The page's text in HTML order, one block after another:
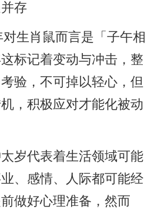
存
生肖鼠而言是「子午相
标记着变动与冲击，整
验，不可掉以轻心，但
，积极应对才能化被动
岁代表着生活领域可能
、感情、人际都可能经
做好心理准备，然而